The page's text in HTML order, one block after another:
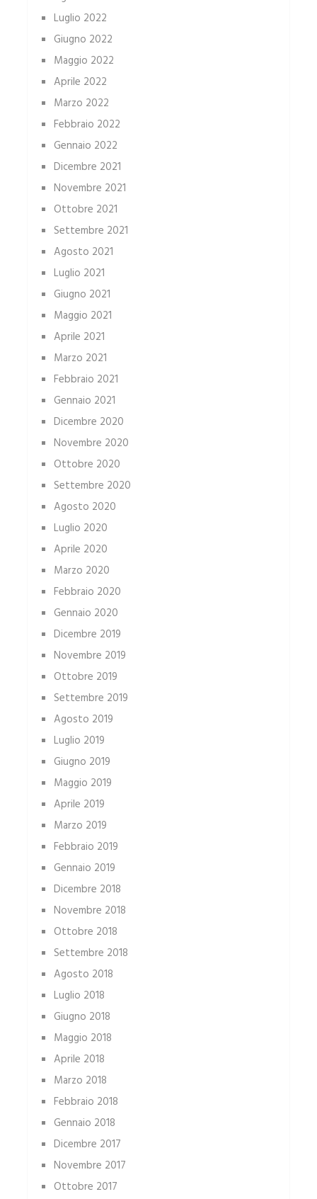
Luglio 2022
Giugno 2022
Maggio 2022
Aprile 2022
Marzo 2022
Febbraio 2022
Gennaio 2022
Dicembre 2021
Novembre 2021
Ottobre 2021
Settembre 2021
Agosto 2021
Luglio 2021
Giugno 2021
Maggio 2021
Aprile 2021
Marzo 2021
Febbraio 2021
Gennaio 2021
Dicembre 2020
Novembre 2020
Ottobre 2020
Settembre 2020
Agosto 2020
Luglio 2020
Aprile 2020
Marzo 2020
Febbraio 2020
Gennaio 2020
Dicembre 2019
Novembre 2019
Ottobre 2019
Settembre 2019
Agosto 2019
Luglio 2019
Giugno 2019
Maggio 2019
Aprile 2019
Marzo 2019
Febbraio 2019
Gennaio 2019
Dicembre 2018
Novembre 2018
Ottobre 2018
Settembre 2018
Agosto 2018
Luglio 2018
Giugno 2018
Maggio 2018
Aprile 2018
Marzo 2018
Febbraio 2018
Gennaio 2018
Dicembre 2017
Novembre 2017
Ottobre 2017